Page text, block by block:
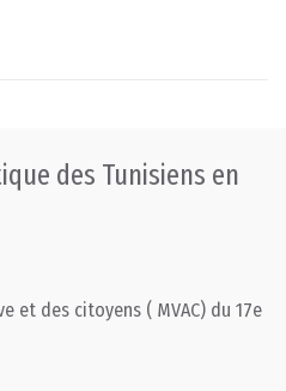
des Tunisiens en
et des citoyens ( MVAC) du 17e